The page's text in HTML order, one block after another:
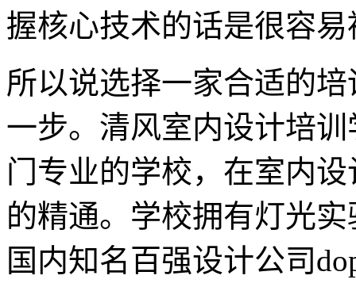
握核心技术的话是很容
所以说选择一家合适的
一步。清风室内设计培
门专业的学校，在室内
的精通。学校拥有灯光
国内知名百强设计公司